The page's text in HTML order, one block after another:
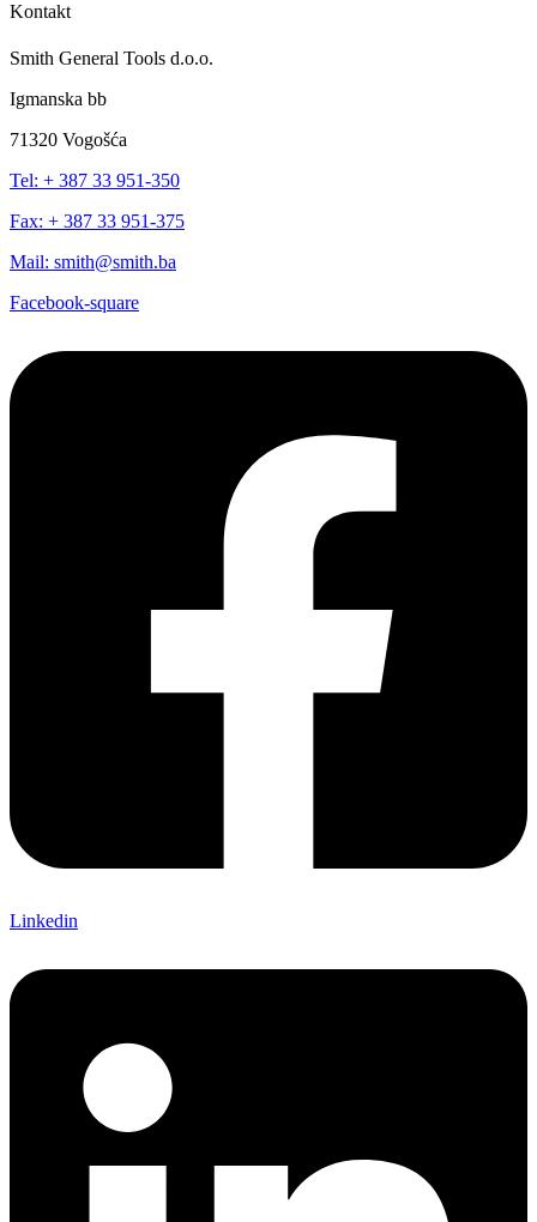
Kontakt
Smith General Tools d.o.o.
Igmanska bb
71320 Vogošća
Tel: + 387 33 951-350
Fax: + 387 33 951-375
Mail: smith@smith.ba
Facebook-square
Linkedin